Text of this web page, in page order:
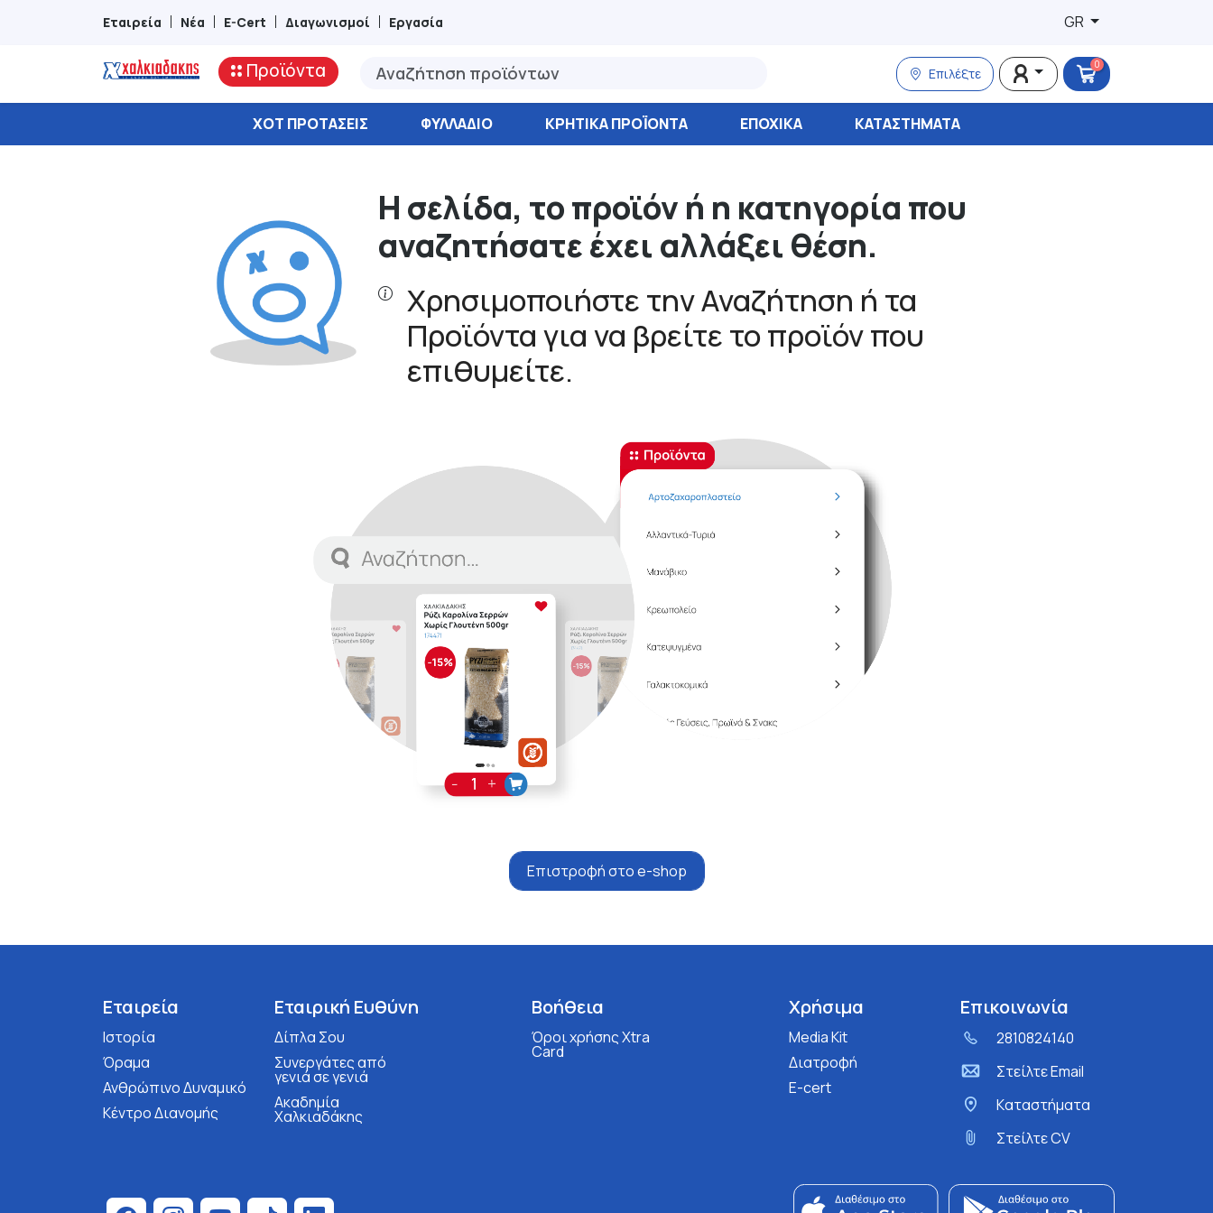
Εταιρεία Νέα E-Cert Διαγωνισμοί Εργασία GR
Προϊόντα Επιλέξτε
0
ΧΟΤ ΠΡΟΤΆΣΕΙΣ ΦΥΛΛΆΔΙΟ ΚΡΗΤΙΚΑ ΠΡΟΪΟΝΤΑ ΕΠΟΧΙΚΑ ΚΑΤΑΣΤΉΜΑΤΑ
Η σελίδα, το προϊόν ή η κατηγορία που
αναζητήσατε έχει αλλάξει θέση.
Χρησιμοποιήστε την Αναζήτηση ή τα
Προϊόντα για να βρείτε το προϊόν που
επιθυμείτε.
Επιστροφή στο e-shop
Εταιρεία
Ιστορία
Όραμα
Ανθρώπινο Δυναμικό
Κέντρο Διανομής
Εταιρική Ευθύνη
Δίπλα Σου
Συνεργάτες από
γενιά σε γενιά
Ακαδημία
Χαλκιαδάκης
Βοήθεια
Όροι χρήσης Xtra
Card
Χρήσιμα
Media Kit
Διατροφή
E-cert
Επικοινωνία
2810824140
Στείλτε Email
Kαταστήματα
Στείλτε CV